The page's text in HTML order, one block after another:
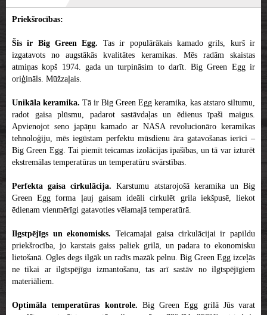
Priekšrocības:
Šis ir Big Green Egg. Tas ir populārākais kamado grils, kurš ir
izgatavots no augstākās kvalitātes keramikas. Mēs radām skaistas
atmiņas kopš 1974. gada un turpināsim to darīt. Big Green Egg ir
oriģināls. Mūžzaļais.
Unikāla keramika. Tā ir Big Green Egg keramika, kas atstaro siltumu,
radot gaisa plūsmu, padarot sastāvdaļas un ēdienus īpaši maigus.
Apvienojot seno japāņu kamado ar NASA revolucionāro keramikas
tehnoloģiju, mēs iegūstam perfektu mūsdienu āra gatavošanas ierīci –
Big Green Egg. Tai piemīt teicamas izolācijas īpašības, un tā var izturēt
ekstremālas temperatūras un temperatūru svārstības.
Perfekta gaisa cirkulācija. Karstumu atstarojošā keramika un Big
Green Egg forma ļauj gaisam ideāli cirkulēt grila iekšpusē, liekot
ēdienam vienmērīgi gatavoties vēlamajā temperatūrā.
Ilgstpējīgs un ekonomisks.Teicamajai gaisa cirkulācijai ir papildu
priekšrocība, jo karstais gaiss paliek grilā, un padara to ekonomisku
lietošanā. Ogles degs ilgāk un radīs mazāk pelnu. Big Green Egg izceļās
ne tikai ar ilgtspējīgu izmantošanu, tas arī sastāv no ilgtspējīgiem
materiāliem.
Optimāla temperatūras kontrole. Big Green Egg grilā Jūs varat